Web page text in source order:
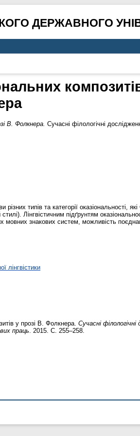
ДЕРЖАВНОГО
В. Фолкнера. Сучасні філологічні
типів та категорії оказіональності,
Лінгвістичним підґрунтям
мовних знакових систем, можливість
лінгвістики
у прозі В. Фолкнера. Сучасні
праць . 2015. С. 255–258.